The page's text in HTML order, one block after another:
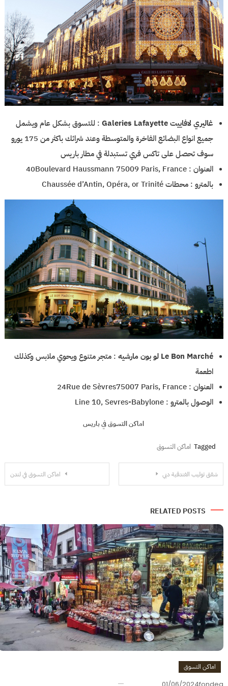
غاليري لافاييت Galeries Lafayette
: للتسوق بشكل عام ويشمل
جميع انواع البضائع الفاخرة والمتوسطة وعند شرائك باكثر من 175 يورو
سوف تحصل على تاكس فري تستبدلة في مطار باريس
العنوان : 40Boulevard Haussmann 75009 Paris, France
بالمترو : محطات Chaussée d’Antin, Opéra, or Trinité
Le Bon Marché لو بون مارشيه
: متجر متنوع ويحوي ملابس وكذلك
اطعمة
العنوان : 24Rue de Sèvres75007 Paris, France
الوصول بالمترو : Line 10, Sevres-Babylone
اماكن التسوق في باريس
Tagged اماكن التسوق
تصفّح
اماكن التسوق في لندن شقق توليب الفندقية دبي
RELATED POSTS
اماكن التسوق